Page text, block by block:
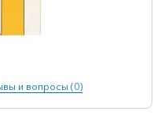
и вопросы (0)